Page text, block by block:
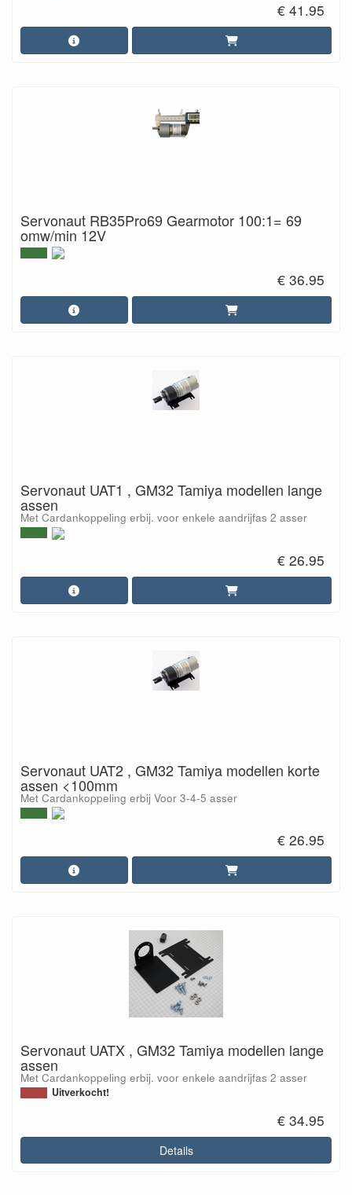
€ 41.95
Servonaut RB35Pro69 Gearmotor 100:1= 69
omw/min 12V
€ 36.95
Servonaut UAT1 , GM32 Tamiya modellen lange
assen
Met Cardankoppeling erbij. voor enkele aandrijfas 2 asser
€ 26.95
Servonaut UAT2 , GM32 Tamiya modellen korte
assen <100mm
Met Cardankoppeling erbij Voor 3-4-5 asser
€ 26.95
Servonaut UATX , GM32 Tamiya modellen lange
assen
Met Cardankoppeling erbij. voor enkele aandrijfas 2 asser
Uitverkocht!
€ 34.95
Details